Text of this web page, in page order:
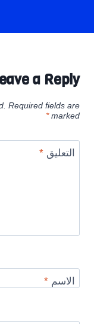
a Reply
Required fields are
marked
*
التعليق*
الاسم*